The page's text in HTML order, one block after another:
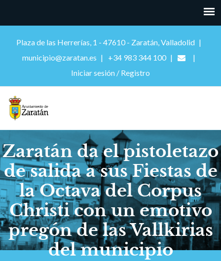
Plaza de las Herrerías, 1 - 47610 - Zaratán, Valladolid
municipio@zaratan.es
+34 983 344 100
Iniciar sesión / Registro
Zaratán da el pistoletazo
de salida a sus Fiestas de
la Octava del Corpus
Christi con un emotivo
pregón de las Vallkirias
del municipio